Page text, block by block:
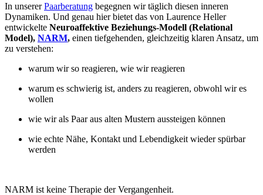
In unsererPaarberatung begegnen wir täglich diesen inneren
Dynamiken. Und genau hier bietet das von Laurence Heller
entwickelte Neuroaffektive Beziehungs-Modell (Relational
Model), NARM, einen tiefgehenden, gleichzeitig klaren Ansatz, um
zu verstehen:
warum wir so reagieren, wie wir reagieren
warum es schwierig ist, anders zu reagieren, obwohl wir es
wollen
wie wir als Paar aus alten Mustern aussteigen können
wie echte Nähe, Kontakt und Lebendigkeit wieder spürbar
werden
NARM ist keine Therapie der Vergangenheit.